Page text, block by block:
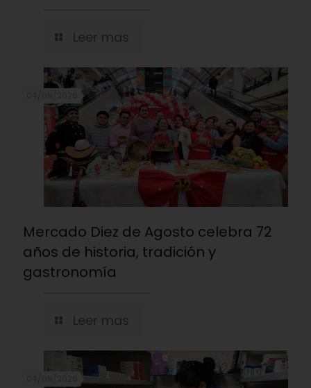
Leer mas
Mercado Diez de Agosto celebra 72
años de historia, tradición y
gastronomía
Leer mas